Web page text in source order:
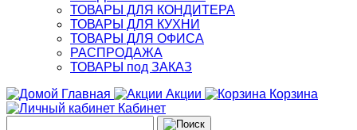
ТОВАРЫ ДЛЯ КОНДИТЕРА
ТОВАРЫ ДЛЯ КУХНИ
ТОВАРЫ ДЛЯ ОФИСА
РАСПРОДАЖА
ТОВАРЫ под ЗАКАЗ
Главная
Акции
Корзина
Кабинет